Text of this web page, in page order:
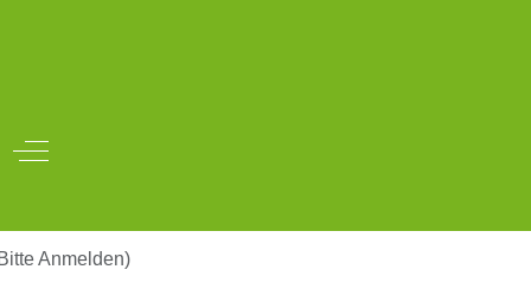
Off-Canvas Toggle
Anmelden)